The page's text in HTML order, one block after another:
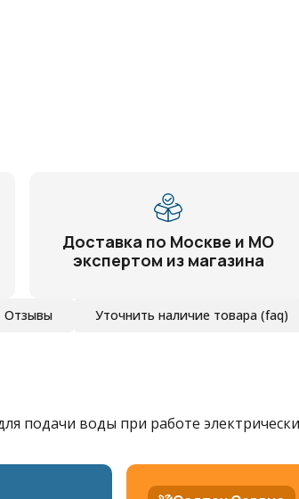
Доставка по Москве и МО
экспертом из магазина
Отзывы Уточнить наличие товара (faq)
подачи воды при работе